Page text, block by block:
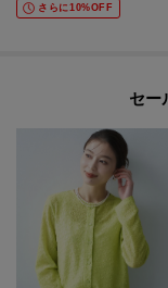
さらに10%OFF
セー